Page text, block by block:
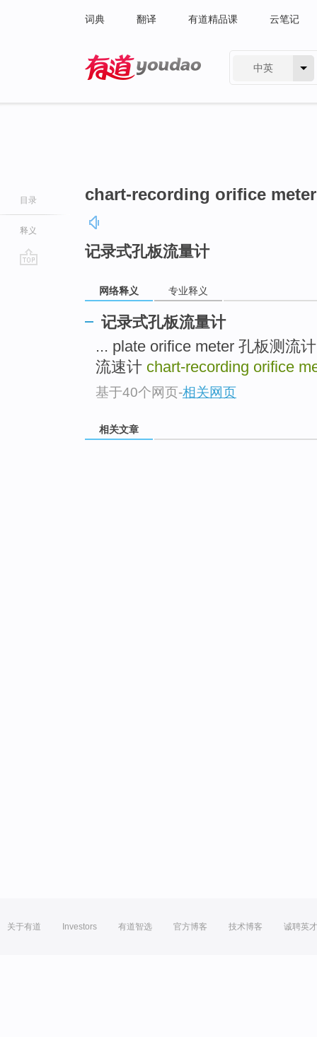
词典 翻译 有道精品课 云笔记
中英
目录
释义
chart-recording orifice meter
记录式孔板流量计
网络释义 专业释义
记录式孔板流量计
... plate orifice meter 孔板测流
流速计 chart-recording orifice
基于40个网页-相关网页
相关文章
关于有道 Investors 有道智选 官方博客 技术博客 诚聘英才